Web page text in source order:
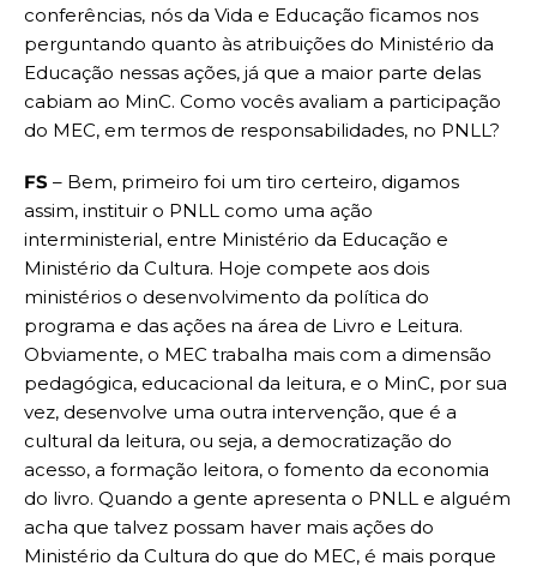
conferências, nós da Vida e Educação ficamos nos
perguntando quanto às atribuições do Ministério da
Educação nessas ações, já que a maior parte delas
cabiam ao MinC. Como vocês avaliam a participação
do MEC, em termos de responsabilidades, no PNLL?
FS – Bem, primeiro foi um tiro certeiro, digamos
assim, instituir o PNLL como uma ação
interministerial, entre Ministério da Educação e
Ministério da Cultura. Hoje compete aos dois
ministérios o desenvolvimento da política do
programa e das ações na área de Livro e Leitura.
Obviamente, o MEC trabalha mais com a dimensão
pedagógica, educacional da leitura, e o MinC, por sua
vez, desenvolve uma outra intervenção, que é a
cultural da leitura, ou seja, a democratização do
acesso, a formação leitora, o fomento da economia
do livro. Quando a gente apresenta o PNLL e alguém
acha que talvez possam haver mais ações do
Ministério da Cultura do que do MEC, é mais porque